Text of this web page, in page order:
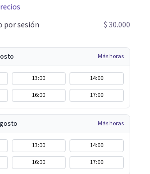
por sesión
$ 30.000
Más horas
13:00
14:00
16:00 17:00
Más horas
13:00
14:00
16:00 17:00